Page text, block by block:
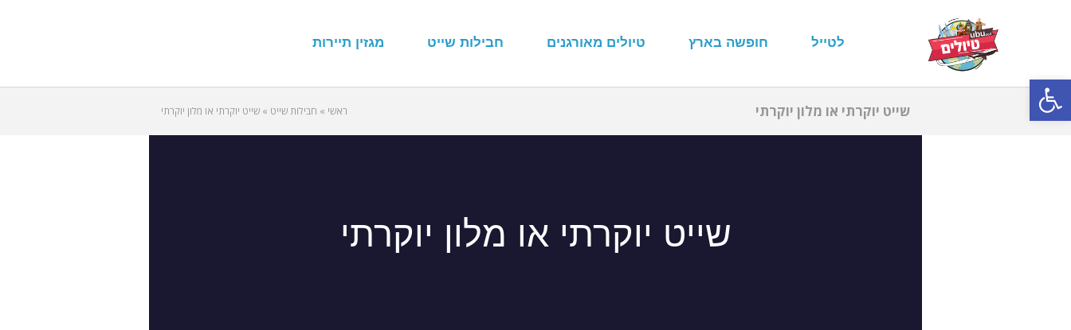
פתח סרגל נגישות
לטייל חופשה בארץ טיולים מאורגנים חבילות שייט מגזין תיירות
שייט יוקרתי או מלון יוקרתי ראשי » חבילות שייט » שייט יוקרתי או מלון יוקרתי
שייט יוקרתי או מלון יוקרתי